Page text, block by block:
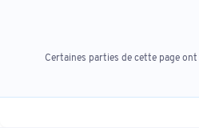
Certaines parties de cette page